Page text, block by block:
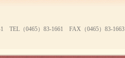
TEL（0465）83-1661 FAX（0465）83-1663